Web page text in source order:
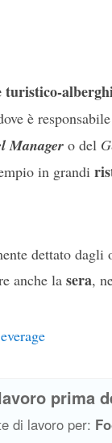
turistico-
è
Managero del
in grandi
dettato
anche la sera,
prima
di lavoro per: